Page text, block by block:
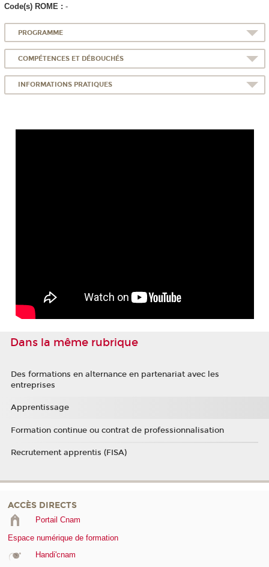
Code(s) ROME : -
PROGRAMME
COMPÉTENCES ET DÉBOUCHÉS
INFORMATIONS PRATIQUES
Dans la même rubrique
Des formations en alternance en partenariat avec les
entreprises
Apprentissage
Formation continue ou contrat de professionnalisation
Recrutement apprentis (FISA)
ACCÈS DIRECTS
Portail Cnam
Espace numérique de formation
Handi'cnam